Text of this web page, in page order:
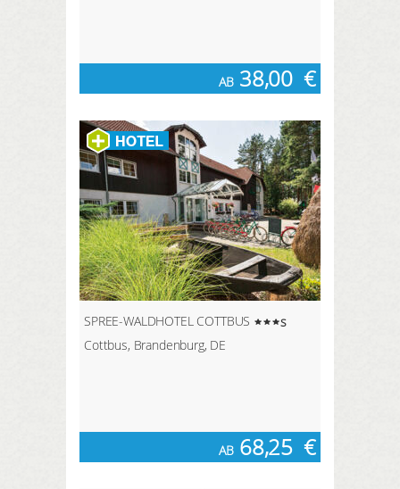
AB 38,00 €
SPREE-WALDHOTEL COTTBUS
s
Cottbus, Brandenburg, DE
AB 68,25 €